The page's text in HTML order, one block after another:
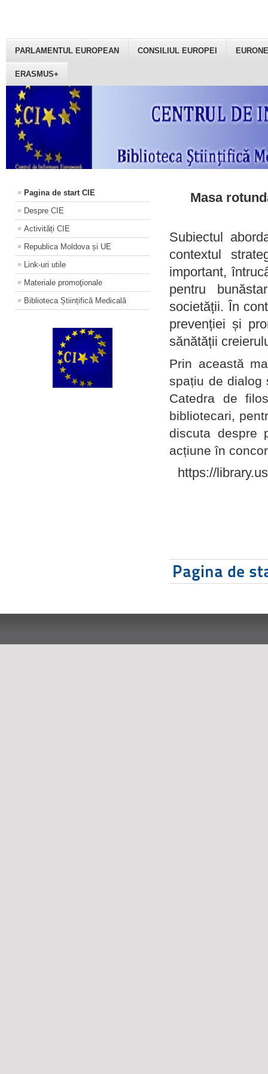
PARLAMENTUL EUROPEAN CONSILIUL EUROPEI
ERASMUS+
Pagina de start CIE
Despre CIE
Activități CIE
Republica Moldova și UE
Link-uri utile
Materiale promoţionale
Biblioteca Științifică Medicală
Masa
Subiectul
contextul
important,
pentru
societății. În
prevenției și
sănătății
Prin această
spațiu de dialog
Catedra de
bibliotecari,
discuta despre
acțiune în
https://
Pagina de